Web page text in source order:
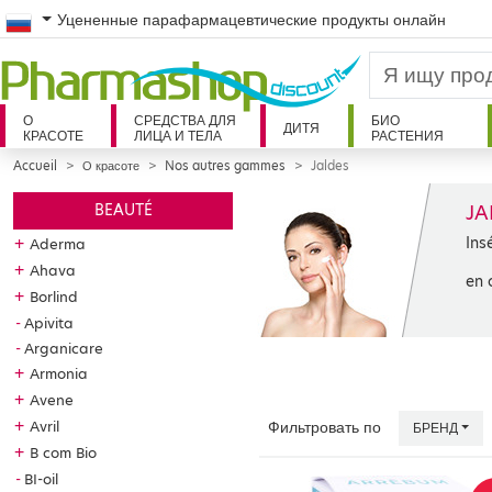
Russian
Уцененные парафармацевтические продукты онлайн
О
КРАСОТЕ
СРЕДСТВА ДЛЯ
ЛИЦА И ТЕЛА
ДИТЯ
БИО
РАСТЕНИЯ
Accueil О красоте Nos autres gammes Jaldes
BEAUTÉ
+ Aderma
+ Ahava
+ Borlind
Apivita
Arganicare
+ Armonia
+ Avene
+ Avril
+ B com Bio
BI-oil
en
Фильтровать по БРЕНД